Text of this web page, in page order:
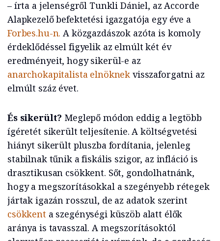
– írta a jelenségről Tunkli Dániel, az Accorde
Alapkezelő befektetési igazgatója egy éve a
Forbes.hu-n. A közgazdászok azóta is komoly
érdeklődéssel figyelik az elmúlt két év
eredményeit, hogy sikerül-e az
anarchokapitalista elnöknek visszaforgatni az
elmúlt száz évet.
És sikerült? Meglepő módon eddig a legtöbb
ígéretét sikerült teljesítenie. A költségvetési
hiányt sikerült pluszba fordítania, jelenleg
stabilnak tűnik a fiskális szigor, az infláció is
drasztikusan csökkent. Sőt, gondolhatnánk,
hogy a megszorításokkal a szegényebb rétegek
jártak igazán rosszul, de az adatok szerint
csökkenta szegénységi küszöb alatt élők
aránya is tavasszal. A megszorításoktól